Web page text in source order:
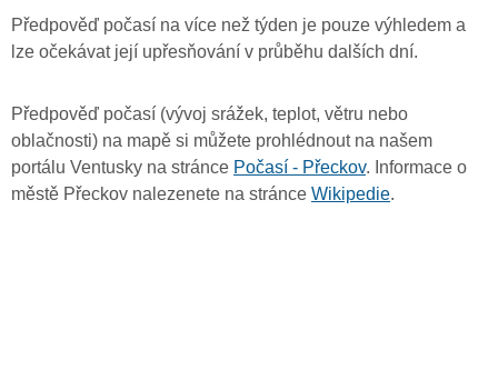
Předpověď počasí na více než týden je pouze výhledem a
lze očekávat její upřesňování v průběhu dalších dní.
Předpověď počasí (vývoj srážek, teplot, větru nebo
oblačnosti) na mapě si můžete prohlédnout na našem
portálu Ventusky na stránce Počasí - Přeckov. Informace o
městě Přeckov nalezenete na stránce Wikipedie.